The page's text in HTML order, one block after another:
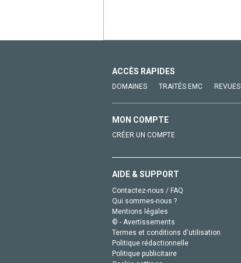
ACCÈS RAPIDES
DOMAINES TRAITÉS EMC REVUES
MON COMPTE
CRÉER UN COMPTE
AIDE & SUPPORT
Contactez-nous / FAQ
Qui sommes-nous ?
Mentions légales
© - Avertissements
Termes et conditions d'utilisation
Politique rédactionnelle
Politique publicitaire